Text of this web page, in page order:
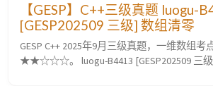
【GESP】C++三级真题 luogu-
[GESP202509 三级] 数组清零
GESP C++ 2025年9月三级真题，一维数组考
★★☆☆☆。 luogu-B4413 [GESP202509 三